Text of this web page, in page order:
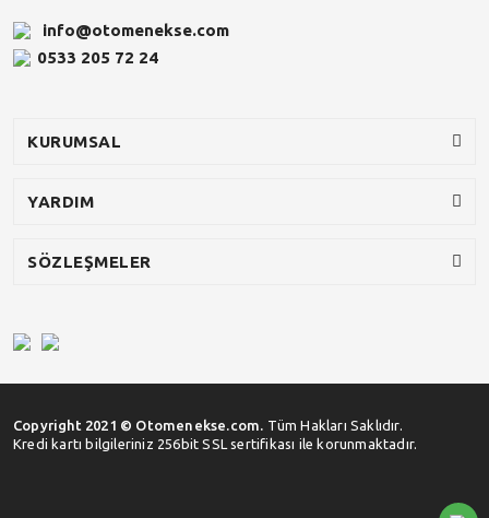
info@otomenekse.com
0533 205 72 24
KURUMSAL
YARDIM
SÖZLEŞMELER
Copyright 2021 © Otomenekse.com. Tüm Hakları Saklıdır.
Kredi kartı bilgileriniz 256bit SSL sertifikası ile korunmaktadır.